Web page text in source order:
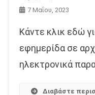
7 Μαΐου, 2023
Κάντε κλικ εδώ
εφημερίδα σε
ηλεκτρονικά
Διαβάστε